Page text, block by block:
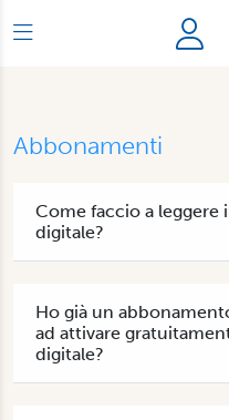
Abbonamenti
Come faccio a
digitale?
Ho già un
ad attivare
digitale?